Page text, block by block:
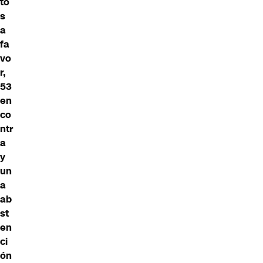
s
a
fa
vo
r,
53
en
co
ntr
a
y
un
a
ab
st
en
ci
ón